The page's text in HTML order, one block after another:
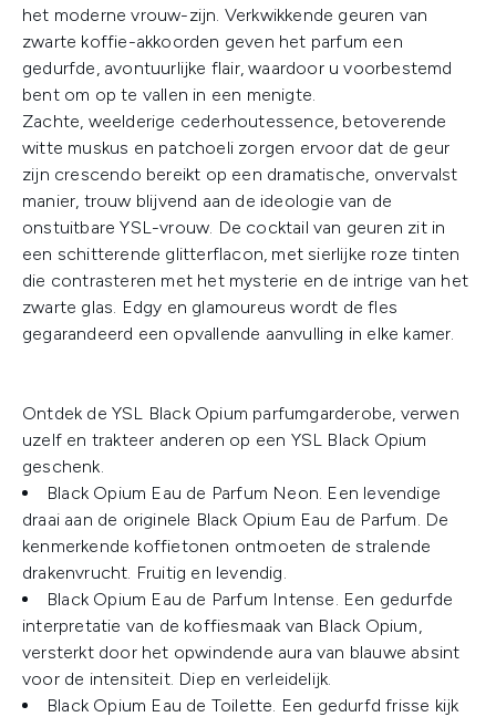
het moderne vrouw-zijn. Verkwikkende geuren van
zwarte koffie-akkoorden geven het parfum een
gedurfde, avontuurlijke flair, waardoor u voorbestemd
bent om op te vallen in een menigte.
Zachte, weelderige cederhoutessence, betoverende
witte muskus en patchoeli zorgen ervoor dat de geur
zijn crescendo bereikt op een dramatische, onvervalst
manier, trouw blijvend aan de ideologie van de
onstuitbare YSL-vrouw. De cocktail van geuren zit in
een schitterende glitterflacon, met sierlijke roze tinten
die contrasteren met het mysterie en de intrige van het
zwarte glas. Edgy en glamoureus wordt de fles
gegarandeerd een opvallende aanvulling in elke kamer.
Ontdek de YSL Black Opium parfumgarderobe, verwen
uzelf en trakteer anderen op een YSL Black Opium
geschenk.
Black Opium Eau de Parfum Neon. Een levendige
draai aan de originele Black Opium Eau de Parfum. De
kenmerkende koffietonen ontmoeten de stralende
drakenvrucht. Fruitig en levendig.
Black Opium Eau de Parfum Intense. Een gedurfde
interpretatie van de koffiesmaak van Black Opium,
versterkt door het opwindende aura van blauwe absint
voor de intensiteit. Diep en verleidelijk.
Black Opium Eau de Toilette. Een gedurfd frisse kijk